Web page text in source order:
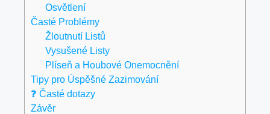
Osvětlení
Časté Problémy
Žloutnutí Listů
Vysušené Listy
Plíseň a Houbové Onemocnění
Tipy pro Úspěšné Zazimování
❓ Časté dotazy
Závěr